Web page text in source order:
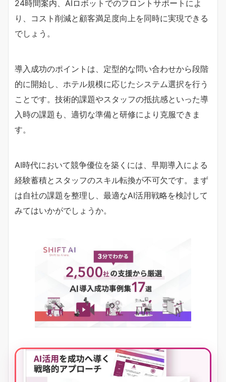
24時間案内、AIロボットでのフロントサポートによ
り、コスト削減と顧客満足度向上を同時に実現できる
でしょう。
導入成功のポイントは、定型的な問い合わせから段階
的に開始し、ホテル規模に応じたシステム選択を行う
ことです。技術的課題やスタッフの抵抗感といった導
入時の課題も、適切な準備と研修により克服できま
す。
AI時代において競争優位を築くには、早期導入による
経験蓄積とスタッフのスキル転換が不可欠です。まず
は自社の課題を整理し、最適なAI活用戦略を検討して
みてはいかがでしょうか。